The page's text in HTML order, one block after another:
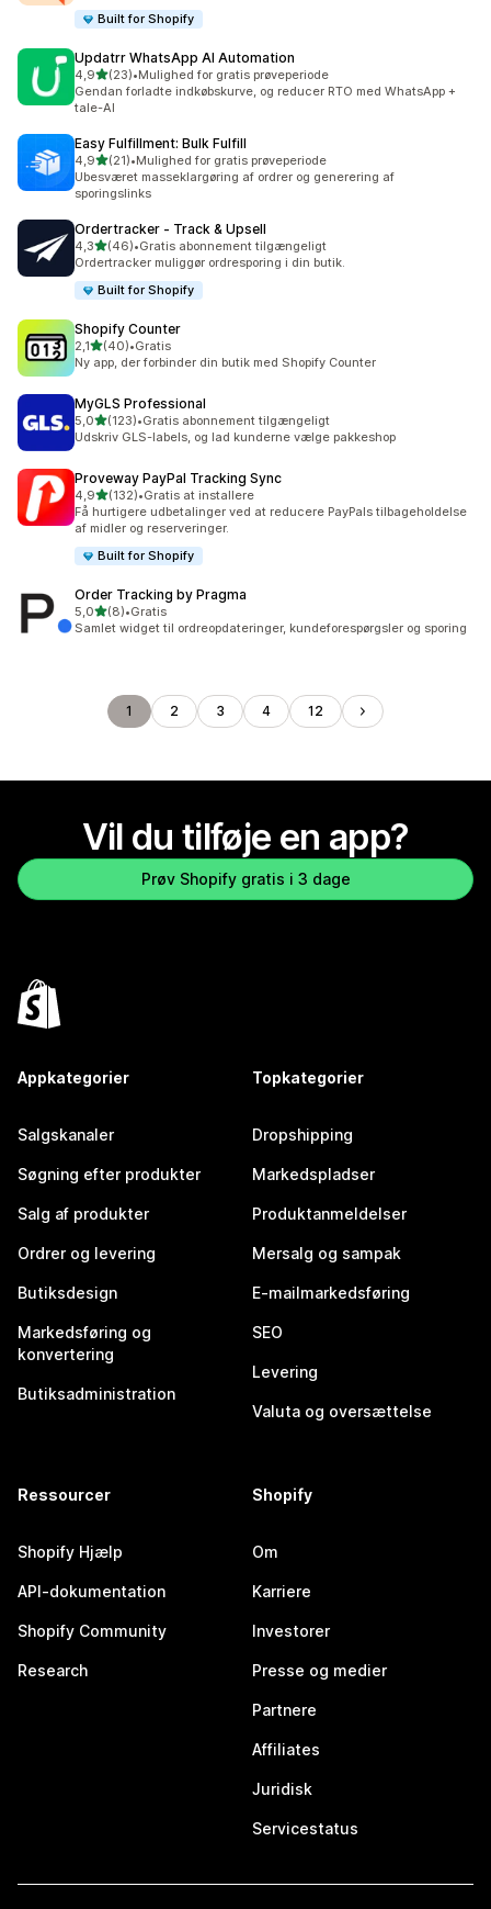
Built for Shopify
Updatrr WhatsApp AI Automation
4,9ud af 5 stjerner
(23)
23 anmeldelser i alt
•Mulighed for gratis prøveperiode
Gendan forladte indkøbskurve, og reducer RTO med WhatsApp +
tale-AI
Easy Fulfillment: Bulk Fulfill
4,9ud af 5 stjerner
(21)
21 anmeldelser i alt
•Mulighed for gratis prøveperiode
Ubesværet masseklargøring af ordrer og generering af
sporingslinks
Ordertracker ‑ Track & Upsell
4,3ud af 5 stjerner
(46)
46 anmeldelser i alt
•Gratis abonnement tilgængeligt
Ordertracker muliggør ordresporing i din butik.
Built for Shopify
Shopify Counter
2,1ud af 5 stjerner
(40)
40 anmeldelser i alt
•Gratis
Ny app, der forbinder din butik med Shopify Counter
MyGLS Professional
5,0ud af 5 stjerner
(123)
123 anmeldelser i alt
•Gratis abonnement tilgængeligt
Udskriv GLS-labels, og lad kunderne vælge pakkeshop
Proveway PayPal Tracking Sync
4,9ud af 5 stjerner
(132)
132 anmeldelser i alt
•Gratis at installere
Få hurtigere udbetalinger ved at reducere PayPals tilbageholdelse
af midler og reserveringer.
Built for Shopify
Order Tracking by Pragma
5,0ud af 5 stjerner
(8)
8 anmeldelser i alt
•Gratis
Samlet widget til ordreopdateringer, kundeforespørgsler og sporing
1 2 3 4 12
Vil du tilføje en app?
Prøv Shopify gratis i 3 dage
Appkategorier
Salgskanaler
Søgning efter produkter
Salg af produkter
Ordrer og levering
Butiksdesign
Markedsføring og
konvertering
Butiksadministration
Topkategorier
Dropshipping
Markedspladser
Produktanmeldelser
Mersalg og sampak
E-mailmarkedsføring
SEO
Levering
Valuta og oversættelse
Ressourcer
Shopify Hjælp
API-dokumentation
Shopify Community
Research
Shopify
Om
Karriere
Investorer
Presse og medier
Partnere
Affiliates
Juridisk
Servicestatus